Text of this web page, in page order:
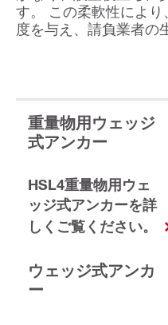
す。 この柔軟性によ
度を与え、請負業者の
重量物用ウェッジ
式アンカー
HSL4重量物用ウェ
ッジ式アンカーを詳
しくご覧ください。
ウェッジ式アンカ
ー